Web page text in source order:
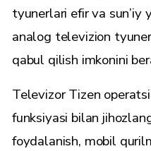
tyunerlari efir va sun’iy
analog televizion
qabul qilish imkonini
Televizor Tizen
funksiyasi bilan
foydalanish, mobil